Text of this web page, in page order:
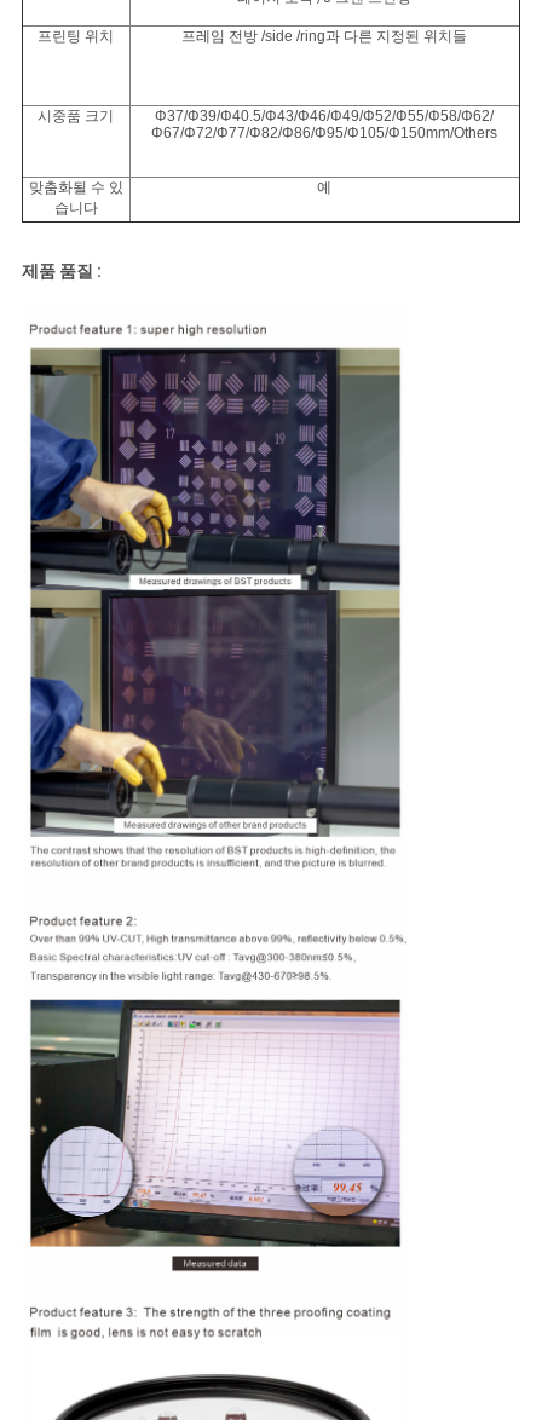
프린팅 위치 프레임 전방 /side /ring과 다른 지정된 위치들
시중품 크기
Φ37/Φ39/Φ40.5/Φ43/Φ46/Φ49/Φ52/Φ55/Φ58/Φ62/
Φ67/Φ72/Φ77/Φ82/Φ86/Φ95/Φ105/Φ150mm/Others
맞춤화될 수 있
습니다
예
제품 품질 :